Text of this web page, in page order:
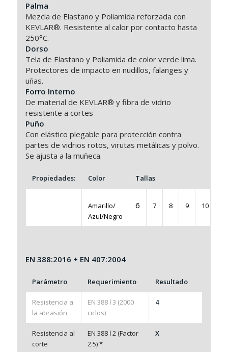
Palma
Mezcla de Elastano y Poliamida reforzada con
KEVLAR®. Resistente al calor por contacto hasta
250°C.
Dorso
Tela de Elastano y Poliamida de color verde lima.
Protectores de impacto en nudillos, falanges y
uñas.
Forro Interno
De material de KEVLAR® y fibra de vidrio
resistente a cortes
Puño
Con elástico plegable para protección contra
partes de vidrios rotos, virutas metálicas y polvo.
Se ajusta a la muñeca.
Propiedades: Color Tallas
Amarillo/
Azul/Negro
6 7 8 9 10
EN 388:2016 + EN 407:2004
Parámetro Requerimiento Resultado
Resistencia a
la abrasión
EN 388 ǀ 3 (2000
ciclos)
4
Resistencia al
corte
EN 388 ǀ 2 (Factor
2.5) *
X